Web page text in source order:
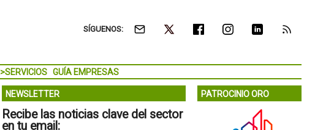
SÍGUENOS:
>SERVICIOS GUÍA EMPRESAS
NEWSLETTER
Recibe las noticias clave del sector
en tu email:
PATROCINIO ORO